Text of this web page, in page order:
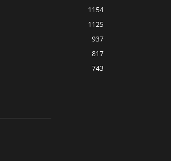
1154
1125
937
817
743